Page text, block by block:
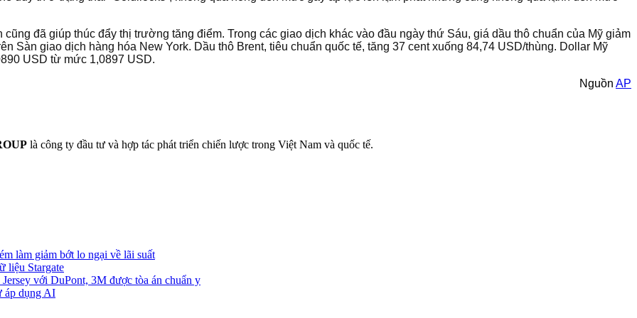
đã giúp thúc đẩy thị trường tăng điểm. Trong các giao dịch khác vào đầu ngày thứ Sáu, giá dầu thô chuẩn của Mỹ giảm
Sàn giao dịch hàng hóa New York. Dầu thô Brent, tiêu chuẩn quốc tế, tăng 37 cent xuống 84,74 USD/thùng. Dollar Mỹ
USD từ mức 1,0897 USD.
Nguồn AP
là công ty đầu tư và hợp tác phát triển chiến lược trong Việt Nam và quốc tế.
làm giảm bớt lo ngại về lãi suất
liệu Stargate
với DuPont, 3M được tòa án chuẩn y
áp dụng AI